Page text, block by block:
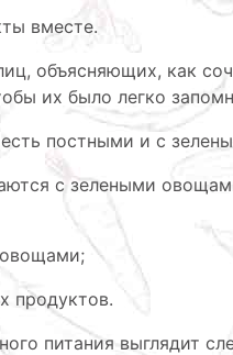
вместе.
объясняющих, как
их было легко
постными и с
с зелеными
продуктов.
питания выглядит